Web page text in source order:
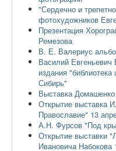
"Сердечно и
фотохудожников
Презентация
Ремезова
В. Е. Валериус
Василий
издания
Сибирь"
Выставка
Открытие выставка
Православие" 13
А.Н. Фурсов "Под
Открытие выставки
Ивановича Набокова